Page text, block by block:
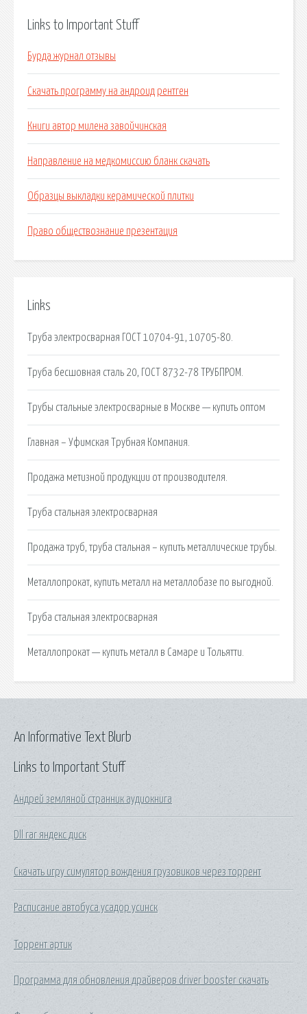
Links to Important Stuff
Бурда журнал отзывы
Скачать программу на андроид рентген
Книги автор милена завойчинская
Направление на медкомиссию бланк скачать
Образцы выкладки керамической плитки
Право обществознание презентация
Links
Труба электросварная ГОСТ 10704-91, 10705-80.
Труба бесшовная сталь 20, ГОСТ 8732-78 ТРУБПРОМ.
Трубы стальные электросварные в Москве — купить оптом
Главная – Уфимская Трубная Компания.
Продажа метизной продукции от производителя.
Труба стальная электросварная
Продажа труб, труба стальная – купить металлические трубы.
Металлопрокат, купить металл на металлобазе по выгодной.
Труба стальная электросварная
Металлопрокат — купить металл в Самаре и Тольятти.
Links to Important Stuff
Андрей земляной странник аудиокнига
Dll rar яндекс диск
Скачать игру симулятор вождения грузовиков через торрент
Расписание автобуса усадор усинск
Торрент артик
Программа для обновления драйверов driver booster скачать
An Informative Text Blurb